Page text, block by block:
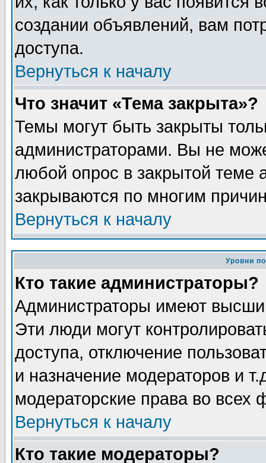
создании объявлений, вам
доступа.
Вернуться к началу
Что значит «Тема закрыта»?
Темы могут быть закрыты
администраторами. Вы не
любой опрос в закрытой теме
закрываются по многим
Вернуться к началу
Уровни
Кто такие администраторы?
Администраторы имеют
Эти люди могут
доступа, отключение
и назначение модераторов и
модераторские права во всех
Вернуться к началу
Кто такие модераторы?